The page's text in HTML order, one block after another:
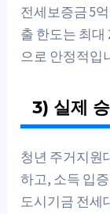
전세보증금 5
출 한도는 최
으로 안정적입
3) 실제
청년 주거지원
하고, 소득 입
도시기금 전세